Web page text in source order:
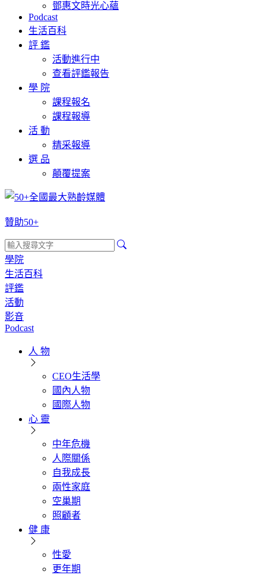
鄧惠文時光心蘊
Podcast
生活百科
評 鑑
活動進行中
查看評鑑報告
學 院
課程報名
課程報導
活 動
精采報導
選 品
顛覆提案
贊助50+
學院
生活百科
評鑑
活動
影音
Podcast
人 物
CEO生活學
國內人物
國際人物
心 靈
中年危機
人際關係
自我成長
兩性家庭
空巢期
照顧者
健 康
性愛
更年期